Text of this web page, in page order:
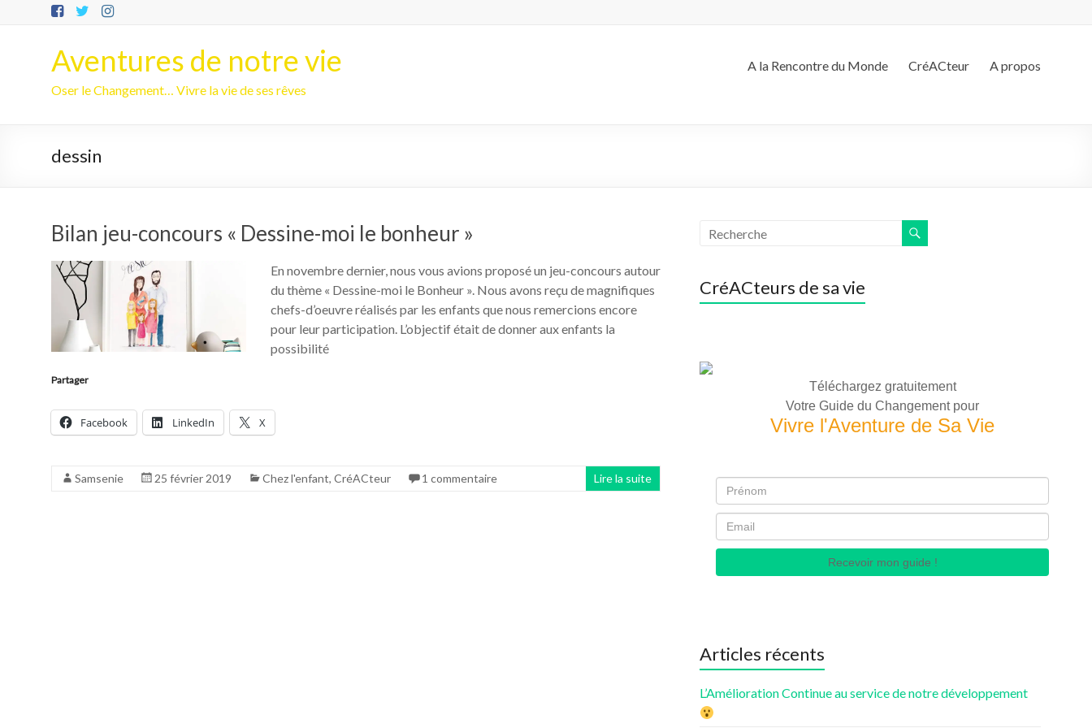
Aventures de notre vie
Oser le Changement… Vivre la vie de ses rêves
A la Rencontre du Monde CréACteur A propos
dessin
Bilan jeu-concours « Dessine-moi le bonheur »
En novembre dernier, nous vous avions proposé un jeu-concours autour
du thème « Dessine-moi le Bonheur ». Nous avons reçu de magnifiques
chefs-d’oeuvre réalisés par les enfants que nous remercions encore
pour leur participation. L’objectif était de donner aux enfants la
possibilité
Partager
Facebook LinkedIn X
Samsenie 25 février 2019 Chez l'enfant, CréACteur 1 commentaire Lire la suite
CréACteurs de sa vie
Téléchargez gratuitement
Votre Guide du Changement pour
Vivre l'Aventure de Sa Vie
Recevoir mon guide !
Articles récents
L’Amélioration Continue au service de notre développement